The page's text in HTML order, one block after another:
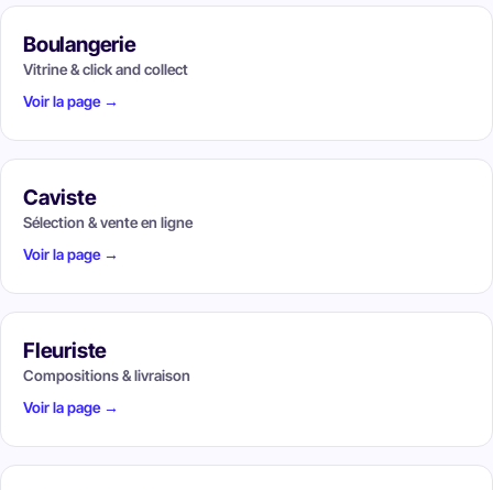
Boulangerie
Vitrine & click and collect
Voir la page →
Caviste
Sélection & vente en ligne
Voir la page →
Fleuriste
Compositions & livraison
Voir la page →